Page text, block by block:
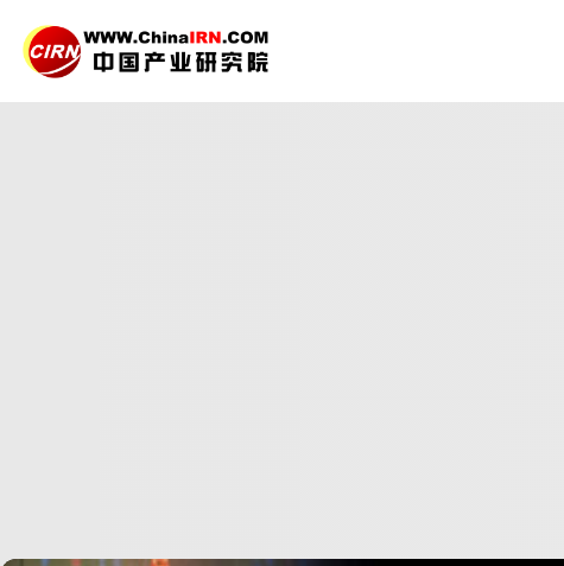
行
《2026年全球智能路灯行业市场规模、领先企业国内外市
资前景，同时对智能路灯行业的未来发展做出科学的趋势